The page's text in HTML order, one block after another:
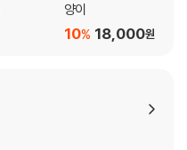
양이
18,000원
10%